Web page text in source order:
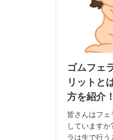
ゴムフェ
リットと
方を紹介！
皆さんはフ
しています
ラは生で行